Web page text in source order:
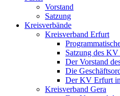
Vorstand
Satzung
Kreisverbände
Kreisverband Erfurt
Satzung des
Der Vorstand
Die
Der KV Erfurt
Kreisverband Gera